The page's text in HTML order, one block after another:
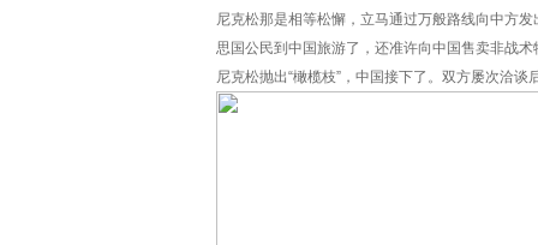
尼克松那是相等松懈，立马通过万般路线向中方
思国公民到中国旅游了，还准许向中国售卖非战术
尼克松抛出“橄榄枝”，中国接下了。双方屡次洽